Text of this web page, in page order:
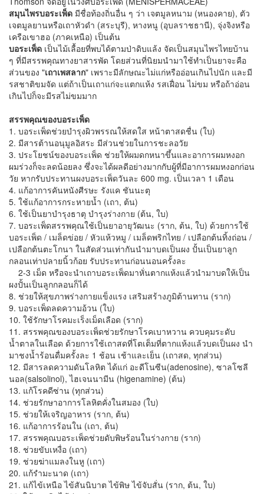
สมุนไพรบอระเพ็ด มีชื่อท้องถิ่นอื่น ๆ ว่า เจตมูลหนาม (หนองคาย), ตัว
เจตมูลยานหรือเถาหัวดำ (สระบุรี), หางหนู (อุบลราชธานี), จุ่งจิงหรือ
เครือเขาฮอ (ภาคเหนือ) เป็นต้น
บอระเพ็ด เป็นไม้เลื้อยที่พบได้ตามป่าดิบแล้ง จัดเป็นสมุนไพรไทยบ้าน
ๆ ที่มีสรรพคุณทางยาสารพัด โดยส่วนที่นิยมนำมาใช้ทำเป็นยาจะคือ
ส่วนของ "เถาเพสลาก" เพราะมีลักษณะไม่แก่หรืออ่อนเกินไปนัก และมี
รสชาติขมจัด แต่ถ้าเป็นเถาแก่จะแตกแห้ง รสเฝื่อน ไม่ขม หรือถ้าอ่อน
เกินไปก็จะมีรสไม่ขมมาก
สรรพคุณของบอระเพ็ด
1. บอระเพ็ดช่วยบำรุงผิวพรรณให้สดใส หน้าตาสดชื่น (ใบ)
2. มีสารต้านอนุมูลอิสระ มีส่วนช่วยในการชะลอวัย
3. ประโยชน์ของบอระเพ็ด ช่วยให้ผมดกหนาขึ้นและอาการผมหงอก
ผมร่วงก็จะลดน้อยลง ซึ่งจะได้ผลดีอย่างมากกับผู้ที่มีอาการผมหงอกก่อน
วัย หากรับประทานผงบอระเพ็ดวันละ 600 mg. เป็นเวลา 1 เดือน
4. แก้อาการคันหนังศีรษะ รังแค ชันนะตุ
5. ใช้แก้อาการกระหายน้ำ (เถา, ต้น)
6. ใช้เป็นยาบำรุงธาตุ บำรุงร่างกาย (ต้น, ใบ)
7. บอระเพ็ดสรรพคุณใช้เป็นยาอายุวัฒนะ (ราก, ต้น, ใบ) ด้วยการใช้
บอระเพ็ด / เมล็ดข่อย / หัวแห้วหมู / เมล็ดพริกไทย / เปลือกต้นทิ้งถ่อน /
เปลือกต้นตะโกนา ในสัดส่วนเท่ากันนำมาบดเป็นผง ปั้นเป็นยาลูก
กลอนเท่าปลายนิ้วก้อย รับประทานก่อนนอนครั้งละ
2-3 เม็ด หรือจะนำเถาบอระเพ็ดมาหั่นตากแห้งแล้วนำมาบดให้เป็น
ผงปั้นเป็นลูกกลอนก็ได้
8. ช่วยให้สุขภาพร่างกายแข็งแรง เสริมสร้างภูมิต้านทาน (ราก)
9. บอระเพ็ดลดความอ้วน (ใบ)
10. ใช้รักษาโรคมะเร็งเม็ดเลือด (ราก)
11. สรรพคุณของบอระเพ็ดช่วยรักษาโรคเบาหวาน ควบคุมระดับ
น้ำตาลในเลือด ด้วยการใช้เถาสดที่โตเต็มที่ตากแห้งแล้วบดเป็นผง นำ
มาชงน้ำร้อนดื่มครั้งละ 1 ช้อน เช้าและเย็น (เถาสด, ทุกส่วน)
12. มีสารลดความดันโลหิต ได้แก่ อะดีโนซีน(adenosine), ซาลโซลี
นอล(salsolinol), ไฮเจนนามีน (higenamine) (ต้น)
13. แก้โรคดีซ่าน (ทุกส่วน)
14. ช่วยรักษาอาการโลหิตคั่งในสมอง (ใบ)
15. ช่วยให้เจริญอาหาร (ราก, ต้น)
16. แก้อาการร้อนใน (เถา, ต้น)
17. สรรพคุณบอระเพ็ดช่วยดับพิษร้อนในร่างกาย (ราก)
18. ช่วยขับเหงื่อ (เถา)
19. ช่วยฆ่าแมลงในหู (เถา)
20. แก้รำมะนาด (เถา)
21. แก้ไข้เหนือ ไข้สันนิบาต ไข้พิษ ไข้จับสั่น (ราก, ต้น, ใบ)